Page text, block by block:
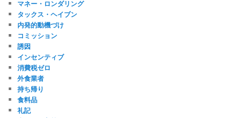
マネー・ロンダリング
タックス・ヘイブン
内発的動機づけ
コミッション
誘因
インセンティブ
消費税ゼロ
外食業者
持ち帰り
食料品
礼記